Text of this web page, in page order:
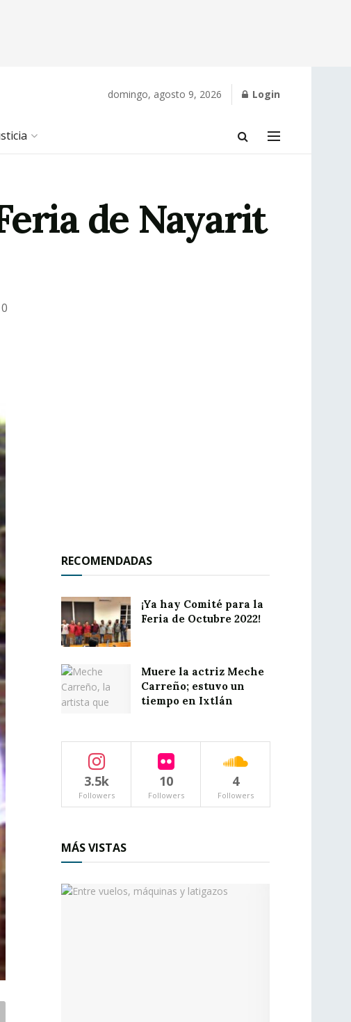
domingo, agosto 9, 2026 Login
de Nayarit
0
RECOMENDADAS
¡Ya hay Comité para la
Feria de Octubre 2022!
Muere la actriz Meche
Carreño; estuvo un
tiempo en Ixtlán
3.5k
Followers
10
Followers
4
Followers
MÁS VISTAS